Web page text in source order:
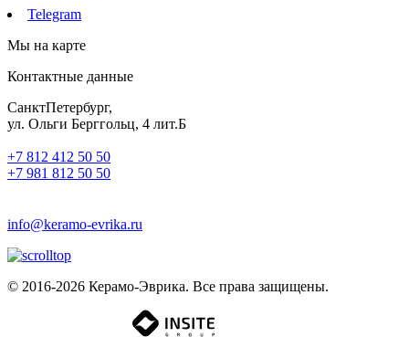
Telegram
Мы на карте
Контактные данные
СанктПетербург,
ул. Ольги Берггольц, 4 лит.Б
+7 812 412 50 50
+7 981 812 50 50
info@keramo-evrika.ru
© 2016-2026 Керамо-Эврика. Все права защищены.